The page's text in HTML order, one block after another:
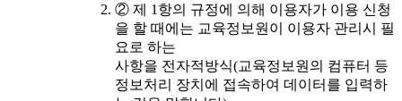
② 제 1항의 규정에 의해 이용자가 이용 신청
을 할 때에는 교육정보원이 이용자 관리시 필
요로 하는
사항을 전자적방식(교육정보원의 컴퓨터 등
정보처리 장치에 접속하여 데이터를 입력하